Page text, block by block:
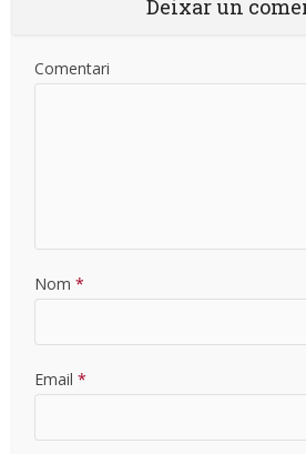
Deixar un
Comentari
Nom *
Email *